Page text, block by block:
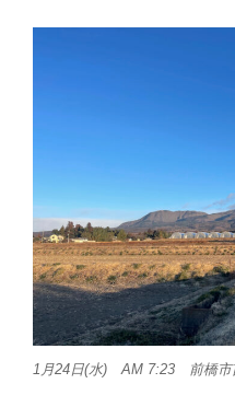
1月24日(水) AM 7:23 前橋市